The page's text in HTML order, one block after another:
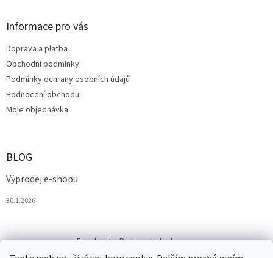
Informace pro vás
Doprava a platba
Obchodní podmínky
Podmínky ochrany osobních údajů
Hodnocení obchodu
Moje objednávka
BLOG
Výprodej e-shopu
30.1.2026
Facebook Pinterest Instagram